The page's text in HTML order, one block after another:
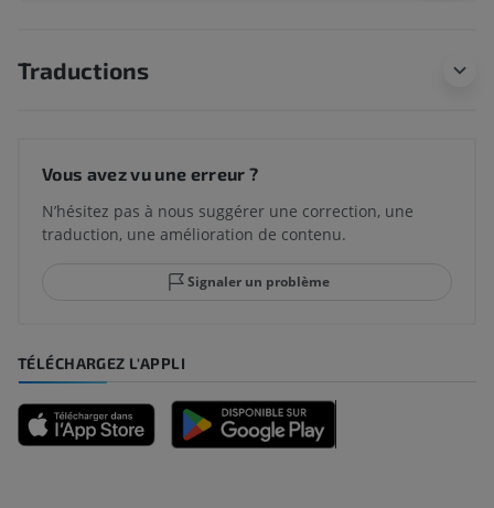
Traductions
Vous avez vu une erreur ?
N’hésitez pas à nous suggérer une correction, une
traduction, une amélioration de contenu.
Signaler un problème
TÉLÉCHARGEZ L'APPLI